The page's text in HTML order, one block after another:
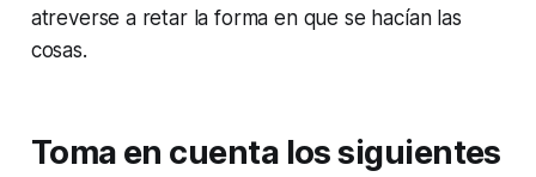
atreverse a retar la forma en que se hacían las
cosas.
Toma en cuenta los siguientes